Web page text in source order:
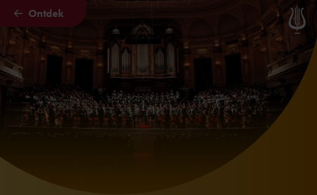
Naar hoofdcontent
Ontdek